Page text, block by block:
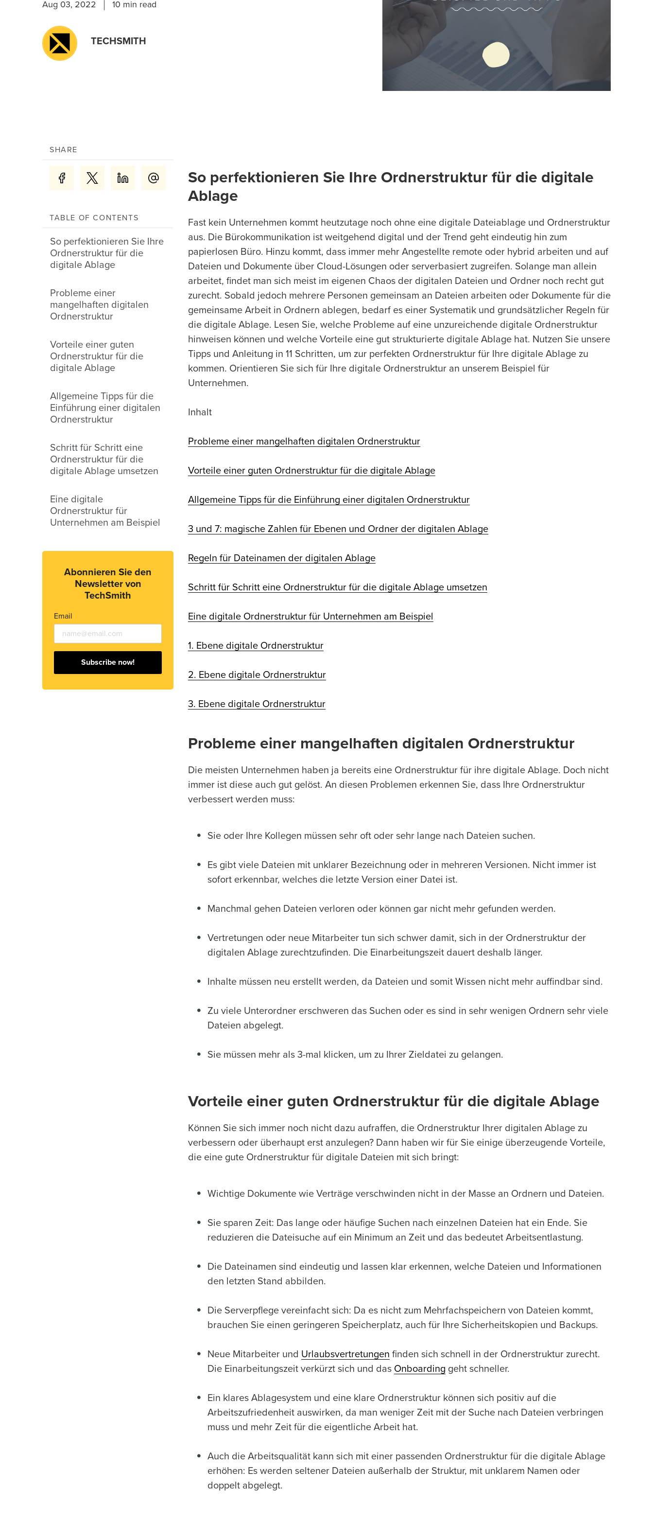
Aug 03, 2022 10 min read
TECHSMITH
SHARE
TABLE OF CONTENTS
So perfektionieren Sie Ihre
Ordnerstruktur für die
digitale Ablage
Probleme einer
mangelhaften digitalen
Ordnerstruktur
Vorteile einer guten
Ordnerstruktur für die
digitale Ablage
Allgemeine Tipps für die
Einführung einer digitalen
Ordnerstruktur
Schritt für Schritt eine
Ordnerstruktur für die
digitale Ablage umsetzen
Eine digitale
Ordnerstruktur für
Unternehmen am Beispiel
Abonnieren Sie den
Newsletter von
TechSmith
Email
Subscribe now!
So perfektionieren Sie Ihre Ordnerstruktur für die digitale
Ablage
Fast kein Unternehmen kommt heutzutage noch ohne eine digitale Dateiablage und Ordnerstruktur
aus. Die Bürokommunikation ist weitgehend digital und der Trend geht eindeutig hin zum
papierlosen Büro. Hinzu kommt, dass immer mehr Angestellte remote oder hybrid arbeiten und auf
Dateien und Dokumente über Cloud-Lösungen oder serverbasiert zugreifen. Solange man allein
arbeitet, findet man sich meist im eigenen Chaos der digitalen Dateien und Ordner noch recht gut
zurecht. Sobald jedoch mehrere Personen gemeinsam an Dateien arbeiten oder Dokumente für die
gemeinsame Arbeit in Ordnern ablegen, bedarf es einer Systematik und grundsätzlicher Regeln für
die digitale Ablage. Lesen Sie, welche Probleme auf eine unzureichende digitale Ordnerstruktur
hinweisen können und welche Vorteile eine gut strukturierte digitale Ablage hat. Nutzen Sie unsere
Tipps und Anleitung in 11 Schritten, um zur perfekten Ordnerstruktur für Ihre digitale Ablage zu
kommen. Orientieren Sie sich für Ihre digitale Ordnerstruktur an unserem Beispiel für
Unternehmen.
Inhalt
Probleme einer mangelhaften digitalen Ordnerstruktur
Vorteile einer guten Ordnerstruktur für die digitale Ablage
Allgemeine Tipps für die Einführung einer digitalen Ordnerstruktur
3 und 7: magische Zahlen für Ebenen und Ordner der digitalen Ablage
Regeln für Dateinamen der digitalen Ablage
Schritt für Schritt eine Ordnerstruktur für die digitale Ablage umsetzen
Eine digitale Ordnerstruktur für Unternehmen am Beispiel
1. Ebene digitale Ordnerstruktur
2. Ebene digitale Ordnerstruktur
3. Ebene digitale Ordnerstruktur
Probleme einer mangelhaften digitalen Ordnerstruktur
Die meisten Unternehmen haben ja bereits eine Ordnerstruktur für ihre digitale Ablage. Doch nicht
immer ist diese auch gut gelöst. An diesen Problemen erkennen Sie, dass Ihre Ordnerstruktur
verbessert werden muss:
Sie oder Ihre Kollegen müssen sehr oft oder sehr lange nach Dateien suchen.
Es gibt viele Dateien mit unklarer Bezeichnung oder in mehreren Versionen. Nicht immer ist
sofort erkennbar, welches die letzte Version einer Datei ist.
Manchmal gehen Dateien verloren oder können gar nicht mehr gefunden werden.
Vertretungen oder neue Mitarbeiter tun sich schwer damit, sich in der Ordnerstruktur der
digitalen Ablage zurechtzufinden. Die Einarbeitungszeit dauert deshalb länger.
Inhalte müssen neu erstellt werden, da Dateien und somit Wissen nicht mehr auffindbar sind.
Zu viele Unterordner erschweren das Suchen oder es sind in sehr wenigen Ordnern sehr viele
Dateien abgelegt.
Sie müssen mehr als 3-mal klicken, um zu Ihrer Zieldatei zu gelangen.
Vorteile einer guten Ordnerstruktur für die digitale Ablage
Können Sie sich immer noch nicht dazu aufraffen, die Ordnerstruktur Ihrer digitalen Ablage zu
verbessern oder überhaupt erst anzulegen? Dann haben wir für Sie einige überzeugende Vorteile,
die eine gute Ordnerstruktur für digitale Dateien mit sich bringt:
Wichtige Dokumente wie Verträge verschwinden nicht in der Masse an Ordnern und Dateien.
Sie sparen Zeit: Das lange oder häufige Suchen nach einzelnen Dateien hat ein Ende. Sie
reduzieren die Dateisuche auf ein Minimum an Zeit und das bedeutet Arbeitsentlastung.
Die Dateinamen sind eindeutig und lassen klar erkennen, welche Dateien und Informationen
den letzten Stand abbilden.
Die Serverpflege vereinfacht sich: Da es nicht zum Mehrfachspeichern von Dateien kommt,
brauchen Sie einen geringeren Speicherplatz, auch für Ihre Sicherheitskopien und Backups.
Neue Mitarbeiter und Urlaubsvertretungen finden sich schnell in der Ordnerstruktur zurecht.
Die Einarbeitungszeit verkürzt sich und das Onboarding geht schneller.
Ein klares Ablagesystem und eine klare Ordnerstruktur können sich positiv auf die
Arbeitszufriedenheit auswirken, da man weniger Zeit mit der Suche nach Dateien verbringen
muss und mehr Zeit für die eigentliche Arbeit hat.
Auch die Arbeitsqualität kann sich mit einer passenden Ordnerstruktur für die digitale Ablage
erhöhen: Es werden seltener Dateien außerhalb der Struktur, mit unklarem Namen oder
doppelt abgelegt.